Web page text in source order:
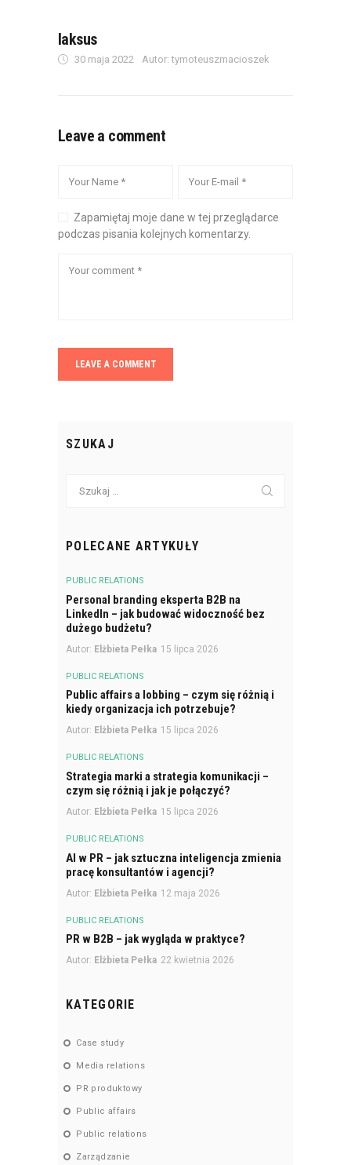
laksus
30 maja 2022 Autor: tymoteuszmacioszek
Leave a comment
Zapamiętaj moje dane w tej przeglądarce
podczas pisania kolejnych komentarzy.
SZUKAJ
POLECANE ARTYKUŁY
PUBLIC RELATIONS
Personal branding eksperta B2B na
LinkedIn – jak budować widoczność bez
dużego budżetu?
Autor: Elżbieta Pełka 15 lipca 2026
PUBLIC RELATIONS
Public affairs a lobbing – czym się różnią i
kiedy organizacja ich potrzebuje?
Autor: Elżbieta Pełka 15 lipca 2026
PUBLIC RELATIONS
Strategia marki a strategia komunikacji –
czym się różnią i jak je połączyć?
Autor: Elżbieta Pełka 15 lipca 2026
PUBLIC RELATIONS
AI w PR – jak sztuczna inteligencja zmienia
pracę konsultantów i agencji?
Autor: Elżbieta Pełka 12 maja 2026
PUBLIC RELATIONS
PR w B2B – jak wygląda w praktyce?
Autor: Elżbieta Pełka 22 kwietnia 2026
KATEGORIE
Case study
Media relations
PR produktowy
Public affairs
Public relations
Zarządzanie